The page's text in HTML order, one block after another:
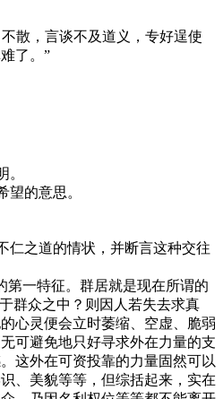
散，言谈不及道义，专好逞使
了。”
。
望的意思。
仁之道的情状，并断言这种交往
第一特征。群居就是现在所谓的
群众之中？则因人若失去求真
心灵便会立时萎缩、空虚、脆弱
可避免地只好寻求外在力量的支
这外在可资投靠的力量固然可以
、美貌等等，但综括起来，实在